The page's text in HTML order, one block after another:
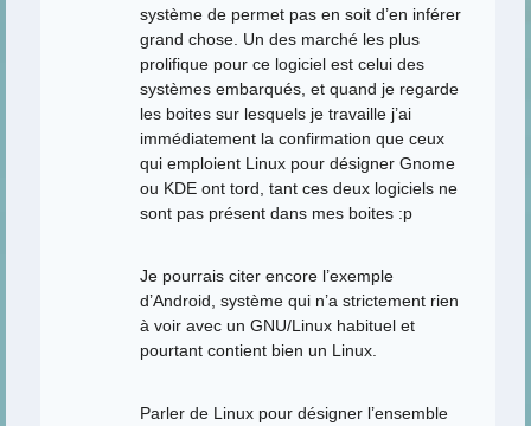
système de permet pas en soit d’en inférer
grand chose. Un des marché les plus
prolifique pour ce logiciel est celui des
systèmes embarqués, et quand je regarde
les boites sur lesquels je travaille j’ai
immédiatement la confirmation que ceux
qui emploient Linux pour désigner Gnome
ou KDE ont tord, tant ces deux logiciels ne
sont pas présent dans mes boites :p
Je pourrais citer encore l’exemple
d’Android, système qui n’a strictement rien
à voir avec un GNU/Linux habituel et
pourtant contient bien un Linux.
Parler de Linux pour désigner l’ensemble